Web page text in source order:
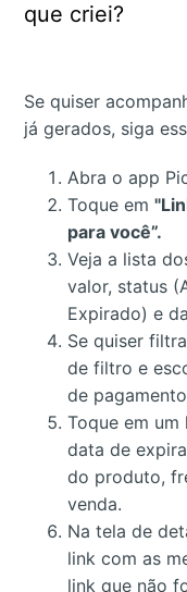
que criei?
Se quiser
já gerados, siga
Abra o app
Toque em
para você”.
Veja a lista
valor, status
Expirado) e
Se quiser
de filtro e
de
Toque em
data de
do produto,
venda.
Na tela de
link com as
link que não